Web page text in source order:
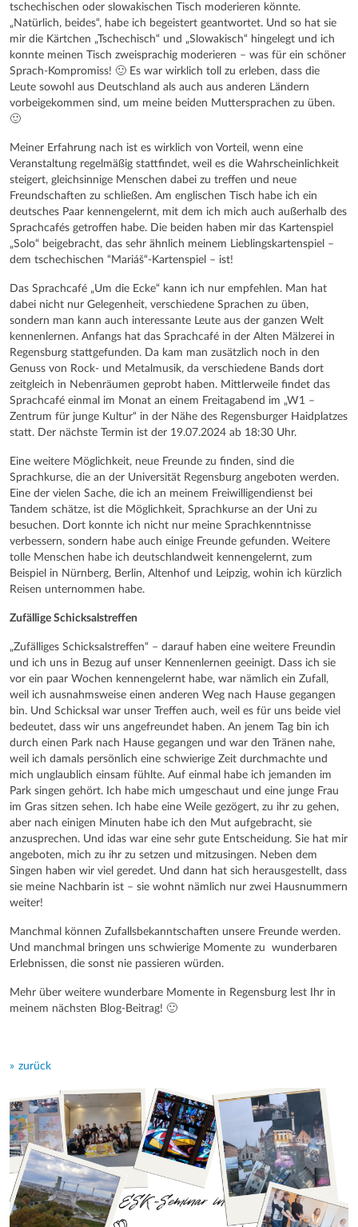
tschechischen oder slowakischen Tisch moderieren könnte.
„Natürlich, beides“, habe ich begeistert geantwortet. Und so hat sie
mir die Kärtchen „Tschechisch“ und „Slowakisch“ hingelegt und ich
konnte meinen Tisch zweisprachig moderieren – was für ein schöner
Sprach-Kompromiss! 🙂 Es war wirklich toll zu erleben, dass die
Leute sowohl aus Deutschland als auch aus anderen Ländern
vorbeigekommen sind, um meine beiden Muttersprachen zu üben.
🙂
Meiner Erfahrung nach ist es wirklich von Vorteil, wenn eine
Veranstaltung regelmäßig stattfindet, weil es die Wahrscheinlichkeit
steigert, gleichsinnige Menschen dabei zu treffen und neue
Freundschaften zu schließen. Am englischen Tisch habe ich ein
deutsches Paar kennengelernt, mit dem ich mich auch außerhalb des
Sprachcafés getroffen habe. Die beiden haben mir das Kartenspiel
„Solo“ beigebracht, das sehr ähnlich meinem Lieblingskartenspiel –
dem tschechischen “Mariáš“-Kartenspiel – ist!
Das Sprachcafé „Um die Ecke“ kann ich nur empfehlen. Man hat
dabei nicht nur Gelegenheit, verschiedene Sprachen zu üben,
sondern man kann auch interessante Leute aus der ganzen Welt
kennenlernen. Anfangs hat das Sprachcafé in der Alten Mälzerei in
Regensburg stattgefunden. Da kam man zusätzlich noch in den
Genuss von Rock- und Metalmusik, da verschiedene Bands dort
zeitgleich in Nebenräumen geprobt haben. Mittlerweile findet das
Sprachcafé einmal im Monat an einem Freitagabend im „W1 –
Zentrum für junge Kultur“ in der Nähe des Regensburger Haidplatzes
statt. Der nächste Termin ist der 19.07.2024 ab 18:30 Uhr.
Eine weitere Möglichkeit, neue Freunde zu finden, sind die
Sprachkurse, die an der Universität Regensburg angeboten werden.
Eine der vielen Sache, die ich an meinem Freiwilligendienst bei
Tandem schätze, ist die Möglichkeit, Sprachkurse an der Uni zu
besuchen. Dort konnte ich nicht nur meine Sprachkenntnisse
verbessern, sondern habe auch einige Freunde gefunden. Weitere
tolle Menschen habe ich deutschlandweit kennengelernt, zum
Beispiel in Nürnberg, Berlin, Altenhof und Leipzig, wohin ich kürzlich
Reisen unternommen habe.
Zufällige Schicksalstreffen
„Zufälliges Schicksalstreffen“ – darauf haben eine weitere Freundin
und ich uns in Bezug auf unser Kennenlernen geeinigt. Dass ich sie
vor ein paar Wochen kennengelernt habe, war nämlich ein Zufall,
weil ich ausnahmsweise einen anderen Weg nach Hause gegangen
bin. Und Schicksal war unser Treffen auch, weil es für uns beide viel
bedeutet, dass wir uns angefreundet haben. An jenem Tag bin ich
durch einen Park nach Hause gegangen und war den Tränen nahe,
weil ich damals persönlich eine schwierige Zeit durchmachte und
mich unglaublich einsam fühlte. Auf einmal habe ich jemanden im
Park singen gehört. Ich habe mich umgeschaut und eine junge Frau
im Gras sitzen sehen. Ich habe eine Weile gezögert, zu ihr zu gehen,
aber nach einigen Minuten habe ich den Mut aufgebracht, sie
anzusprechen. Und idas war eine sehr gute Entscheidung. Sie hat mir
angeboten, mich zu ihr zu setzen und mitzusingen. Neben dem
Singen haben wir viel geredet. Und dann hat sich herausgestellt, dass
sie meine Nachbarin ist – sie wohnt nämlich nur zwei Hausnummern
weiter!
Manchmal können Zufallsbekanntschaften unsere Freunde werden.
Und manchmal bringen uns schwierige Momente zu wunderbaren
Erlebnissen, die sonst nie passieren würden.
Mehr über weitere wunderbare Momente in Regensburg lest Ihr in
meinem nächsten Blog-Beitrag! 🙂
zurück